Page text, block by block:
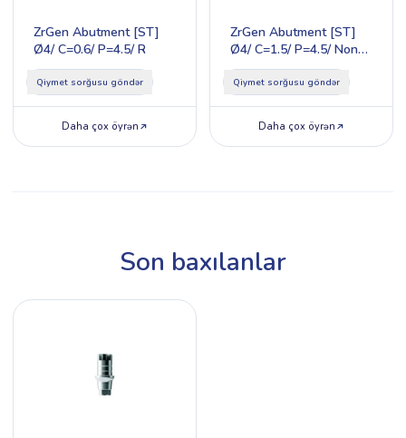
ZrGen Abutment [ST]
Ø4/ C=0.6/ P=4.5/ R
Qiymet sorğusu göndər
Daha çox öyrən
ZrGen Abutment [ST]
Ø4/ C=1.5/ P=4.5/ Non-
Hex/S
Qiymet sorğusu göndər
Daha çox öyrən
Son baxılanlar